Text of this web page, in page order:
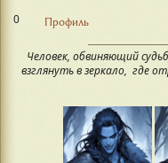
0 Профиль
Человек, обвиняющий
взглянуть в зеркало, где